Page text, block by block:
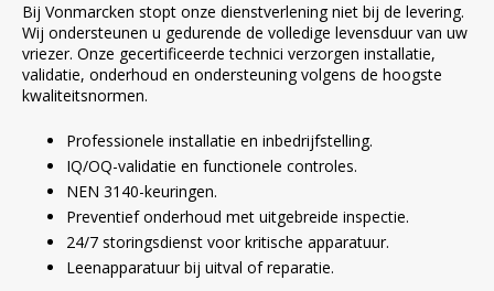
Bij Vonmarcken stopt onze dienstverlening niet bij de levering.
Wij ondersteunen u gedurende de volledige levensduur van uw
vriezer. Onze gecertificeerde technici verzorgen installatie,
validatie, onderhoud en ondersteuning volgens de hoogste
kwaliteitsnormen.
Professionele installatie en inbedrijfstelling.
IQ/OQ-validatie en functionele controles.
NEN 3140-keuringen.
Preventief onderhoud met uitgebreide inspectie.
24/7 storingsdienst voor kritische apparatuur.
Leenapparatuur bij uitval of reparatie.